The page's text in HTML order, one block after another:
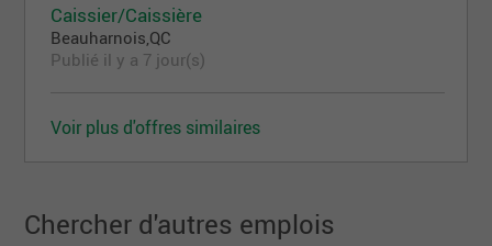
Caissier/Caissière
Beauharnois,QC
Publié il y a 7 jour(s)
Voir plus d'offres similaires
Chercher d'autres emplois